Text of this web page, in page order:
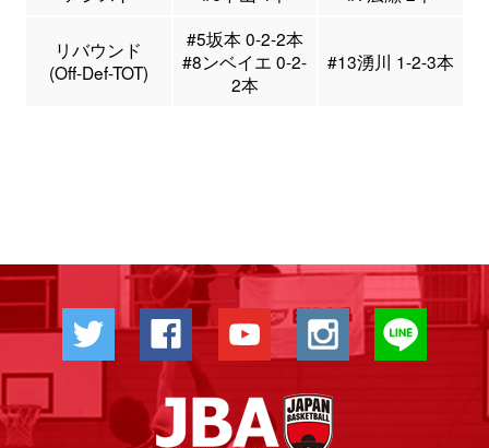
リバウンド
(Off-Def-TOT)
#5坂本 0-2-2本
#8ンベイエ 0-2-
2本
#13湧川 1-2-3本